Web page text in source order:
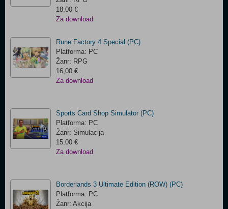
18,00 €
Za download
Rune Factory 4 Special (PC)
Platforma: PC
Žanr: RPG
16,00 €
Za download
Sports Card Shop Simulator (PC)
Platforma: PC
Žanr: Simulacija
15,00 €
Za download
Borderlands 3 Ultimate Edition (ROW) (PC)
Platforma: PC
Žanr: Akcija